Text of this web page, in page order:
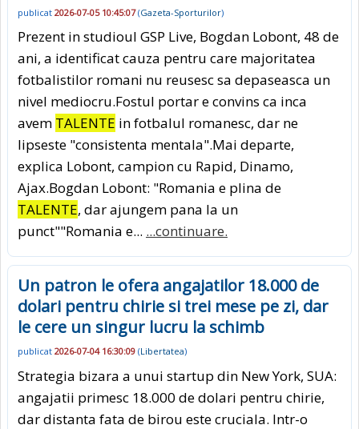
publicat 2026-07-05 10:45:07(Gazeta-Sporturilor)
Prezent in studioul GSP Live, Bogdan Lobont, 48 de
ani, a identificat cauza pentru care majoritatea
fotbalistilor romani nu reusesc sa depaseasca un
nivel mediocru.Fostul portar e convins ca inca
avem TALENTE in fotbalul romanesc, dar ne
lipseste "consistenta mentala".Mai departe,
explica Lobont, campion cu Rapid, Dinamo,
Ajax.Bogdan Lobont: "Romania e plina de
TALENTE, dar ajungem pana la un
punct""Romania e... ...continuare.
Un patron le ofera angajatilor 18.000 de
dolari pentru chirie si trei mese pe zi, dar
le cere un singur lucru la schimb
publicat 2026-07-04 16:30:09 (Libertatea)
Strategia bizara a unui startup din New York, SUA:
angajatii primesc 18.000 de dolari pentru chirie,
dar distanta fata de birou este cruciala. Intr-o